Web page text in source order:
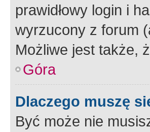
prawidłowy login i
wyrzucony z forum
Możliwe jest także,
Góra
Dlaczego muszę
Być może nie